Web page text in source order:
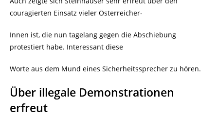
couragierten Einsatz vieler Österreicher-
Innen ist, die nun tagelang gegen die Abschiebung
protestiert habe. Interessant diese
Worte aus dem Mund eines Sicherheitssprecher zu hören.
Über illegale Demonstrationen
erfreut